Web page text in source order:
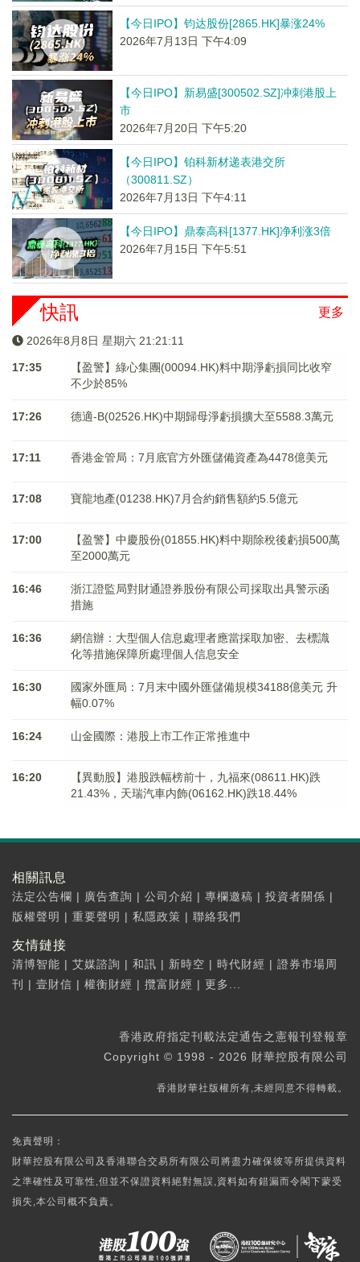
【今日IPO】钧达股份[2865.HK]暴涨24%
2026年7月13日 下午4:09
【今日IPO】新易盛[300502.SZ]冲刺港股上
市
2026年7月20日 下午5:20
【今日IPO】铂科新材递表港交所
（300811.SZ）
2026年7月13日 下午4:11
【今日IPO】鼎泰高科[1377.HK]净利涨3倍
2026年7月15日 下午5:51
更多
快訊
2026年8月8日 星期六 21:21:11
17:35
【盈警】綠心集團(00094.HK)料中期淨虧損同比收窄
不少於85%
17:26 德適-B(02526.HK)中期歸母淨虧損擴大至5588.3萬元
17:11 香港金管局：7月底官方外匯儲備資產為4478億美元
17:08 寶龍地產(01238.HK)7月合約銷售額約5.5億元
17:00
【盈警】中慶股份(01855.HK)料中期除稅後虧損500萬
至2000萬元
16:46
浙江證監局對財通證券股份有限公司採取出具警示函
措施
16:36
網信辦：大型個人信息處理者應當採取加密、去標識
化等措施保障所處理個人信息安全
16:30
國家外匯局：7月末中國外匯儲備規模34188億美元 升
幅0.07%
16:24 山金國際：港股上市工作正常推進中
16:20
【異動股】港股跌幅榜前十，九福來(08611.HK)跌
21.43%，天瑞汽車内飾(06162.HK)跌18.44%
相關訊息
法定公告欄 | 廣告查詢 | 公司介紹 | 專欄邀稿 | 投資者關係 |
版權聲明 | 重要聲明 | 私隱政策 | 聯絡我們
友情鏈接
清博智能 | 艾媒諮詢 | 和訊 | 新時空 | 時代財經 | 證券市場周
刊
| 壹財信 | 權衡財經 | 攬富財經 | 更多...
香港政府指定刊載法定通告之憲報刊登報章
Copyright © 1998 - 2026 財華控股有限公司
香港財華社版權所有,未經同意不得轉載。
免責聲明：
財華控股有限公司及香港聯合交易所有限公司將盡力確保彼等所提供資料
之準確性及可靠性,但並不保證資料絕對無誤,資料如有錯漏而令閣下蒙受
損失,本公司概不負責。